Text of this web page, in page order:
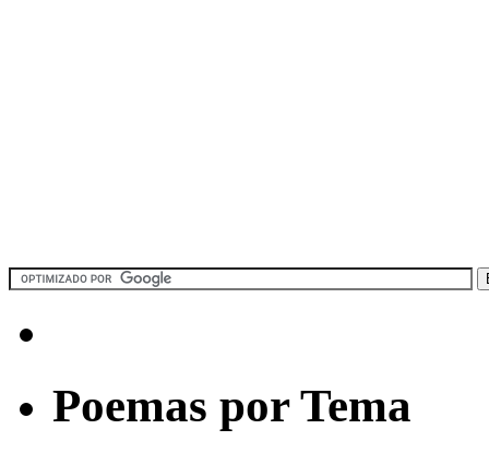
Poemas por Tema